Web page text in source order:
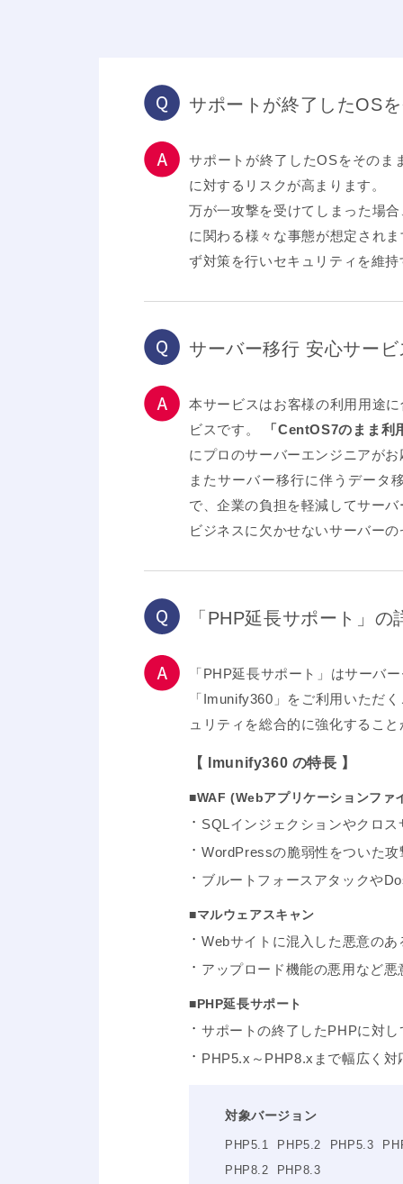
サポートが終了したOS
サポートが終了したOSをそのま
に対するリスクが高まります。
万が一攻撃を受けてしまった場
に関わる様々な事態が想定され
ず対策を行いセキュリティを維
サーバー移行 安心サー
本サービスはお客様の利用用途
ビスです。
「CentOS7のまま
にプロのサーバーエンジニアが
またサーバー移行に伴うデータ
で、企業の負担を軽減してサー
ビジネスに欠かせないサーバー
「PHP延長サポート」
「PHP延長サポート」はサーバ
「Imunify360」をご利用いただ
ュリティを総合的に強化するこ
【 Imunify360 の特長 】
■WAF (Webアプリケーションファ
SQLインジェクションやクロ
WordPressの脆弱性をついた
ブルートフォースアタックや
■マルウェアスキャン
Webサイトに混入した悪意の
アップロード機能の悪用など
■PHP延長サポート
サポートの終了したPHPに対
PHP5.x～PHP8.xまで幅広く対
対象バージョン
PHP5.1 PHP5.2 PHP5.3
PHP8.2 PHP8.3